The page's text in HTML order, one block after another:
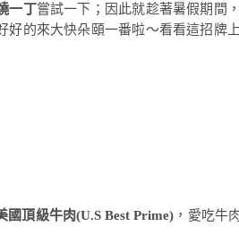
一丁嘗試一下；因此就趁著暑假期間
好的來大快朵頤一番啦～看看這招牌
國頂級牛肉(U.S Best Prime) ，愛吃牛